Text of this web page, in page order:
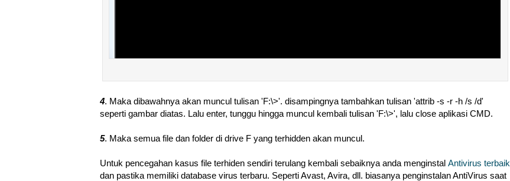
4. Maka dibawahnya akan muncul tulisan 'F:\>'. disampingnya tambahkan tulisan 'attrib -s -r -h /s /d'
seperti gambar diatas. Lalu enter, tunggu hingga muncul kembali tulisan 'F:\>', lalu close aplikasi CMD.
5. Maka semua file dan folder di drive F yang terhidden akan muncul.
Untuk pencegahan kasus file terhiden sendiri terulang kembali sebaiknya anda menginstal Antivirus terbaik
dan pastika memiliki database virus terbaru. Seperti Avast, Avira, dll. biasanya penginstalan AntiVirus saat